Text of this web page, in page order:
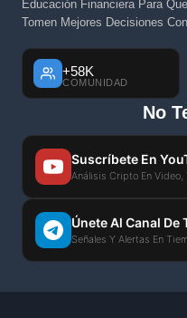
Educación Financiera Para
Tomen Mejores Decisiones
+58K
COMUNIDAD
No
Suscríbete En
Análisis Cripto En Video,
Únete Al Canal De
Señales Y Alertas En